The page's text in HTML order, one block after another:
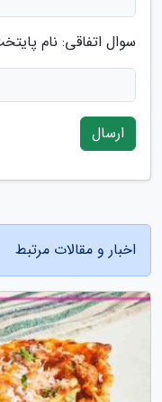
سوال اتفاقی: نام
ارسال
اخبار و مقالات مرتبط